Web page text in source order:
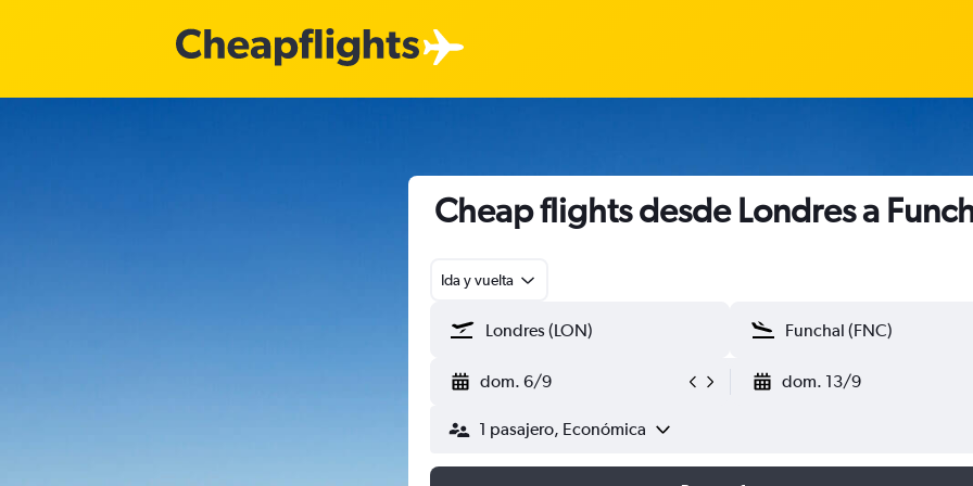
Cheap flights desde Londres a
Ida y vuelta
dom. 6/9 dom. 13/9
1 pasajero, Económica